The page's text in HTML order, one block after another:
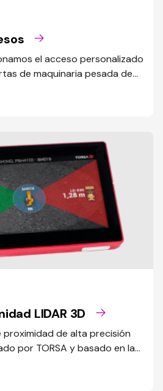
el acceso personalizado
de maquinaria pesada de
LIDAR 3D
proximidad de alta precisión
por TORSA y basado en la